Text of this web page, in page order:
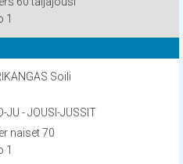
1
Soili
JU - JOUSI-JUSSIT
naiset 70
1